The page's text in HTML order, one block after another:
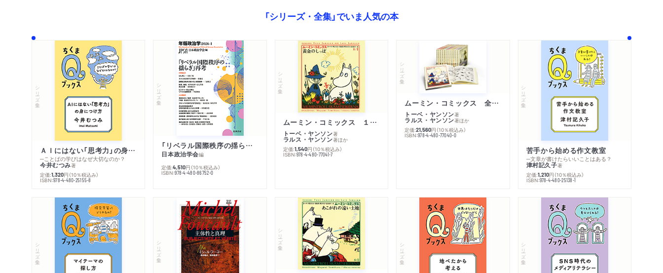
「シリーズ・全集」でいま人気の本
シリーズ・全集
ＡＩにはない「思考力」の身につけ方
─ことばの学びはなぜ大切なのか？
今井むつみ著
定価:1,320円 （10％税込み）
ISBN:978-4-480-25155-8
シリーズ・全集
「リベラル国際秩序の揺らぎ」再考 年報政治学２０２６‐Ⅰ
日本政治学会編
定価:4,510円 （10％税込み）
ISBN:978-4-480-86752-0
シリーズ・全集
ムーミン・コミックス １ 黄金のしっぽ
トーベ・ヤンソン著
ラルス・ヤンソン著ほか
定価:1,540円 （10％税込み）
ISBN:978-4-480-77041-7
シリーズ・全集
ムーミン・コミックス 全１４巻セット
トーベ・ヤンソン著
ラルス・ヤンソン著ほか
定価:21,560円 （10％税込み）
ISBN:978-4-480-77040-0
シリーズ・全集
苦手から始める作文教室
─文章が書けたらいいことはある？
津村記久子著
定価:1,210円 （10％税込み）
ISBN:978-4-480-25138-1
シリーズ・全集 シリーズ・全集
シリーズ・全集
シリーズ・全集 シリーズ・全集